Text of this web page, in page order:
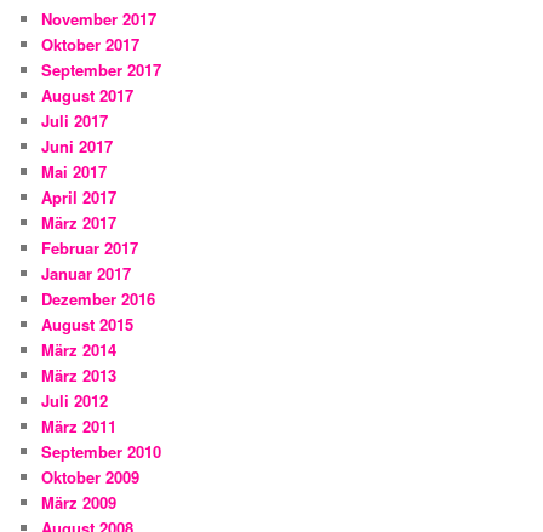
November 2017
Oktober 2017
September 2017
August 2017
Juli 2017
Juni 2017
Mai 2017
April 2017
März 2017
Februar 2017
Januar 2017
Dezember 2016
August 2015
März 2014
März 2013
Juli 2012
März 2011
September 2010
Oktober 2009
März 2009